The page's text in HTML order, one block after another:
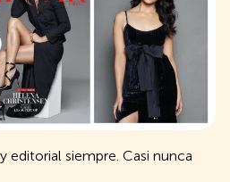
editorial siempre. Casi nunca